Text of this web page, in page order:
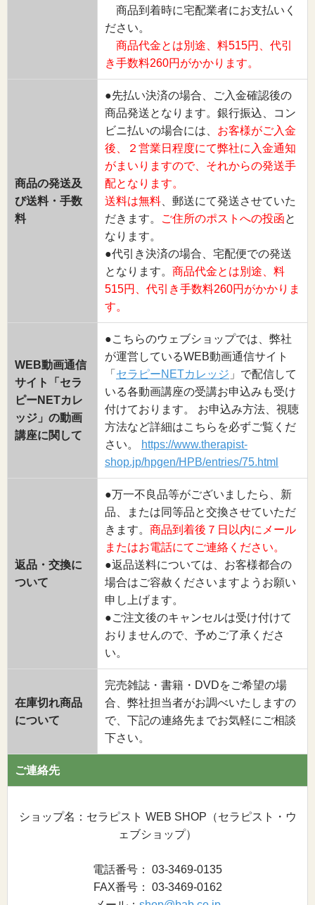
商品到着時に宅配業者にお支払いく
ださい。
商品代金とは別途、料515円、代引
き手数料260円がかかります。
商品の発送及
び送料・手数
料
●先払い決済の場合、ご入金確認後の
商品発送となります。銀行振込、コン
ビニ払いの場合には、 お客様がご入金
後、２営業日程度にて弊社に入金通知
がまいりますので、それからの発送手
配となります。
送料は無料、郵送にて発送させていた
だきます。
ご住所のポストへの投函と
なります。
●代引き決済の場合、宅配便での発送
となります。 商品代金とは別途、料
515円、代引き手数料260円がかかりま
す。
WEB動画通信
サイト「セラ
ピーNETカレ
ッジ」の動画
講座に関して
●こちらのウェブショップでは、弊社
が運営しているWEB動画通信サイト
「 セラピーNETカレッジ 」で配信して
いる各動画講座の受講お申込みも受け
付けております。 お申込み方法、視聴
方法など詳細はこちらを必ずご覧くだ
さい。
https://www.therapist-
shop.jp/hpgen/HPB/entries/75.html
返品・交換に
ついて
●万一不良品等がございましたら、新
品、または同等品と交換させていただ
きます。 商品到着後７日以内にメール
またはお電話にてご連絡ください。
●返品送料については、お客様都合の
場合はご容赦くださいますようお願い
申し上げます。
●ご注文後のキャンセルは受け付けて
おりませんので、予めご了承くださ
い。
在庫切れ商品
について
完売雑誌・書籍・DVDをご希望の場
合、弊社担当者がお調べいたしますの
で、下記の連絡先までお気軽にご相談
下さい。
ご連絡先
ショップ名：セラピスト WEB SHOP（セラピスト・ウ
ェブショップ）
電話番号： 03-3469-0135
FAX番号： 03-3469-0162